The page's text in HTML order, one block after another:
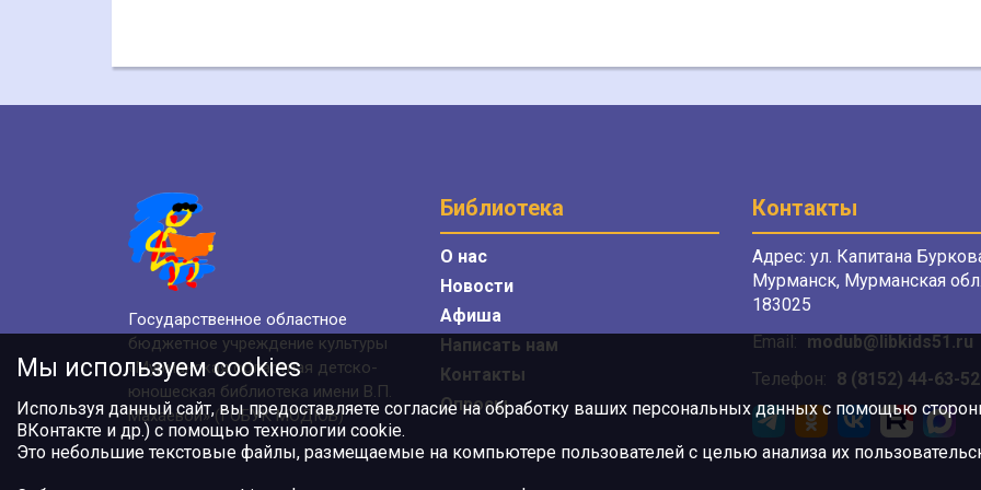
Государственное областное
бюджетное учреждение культуры
«Мурманская областная детско-
юношеская библиотека имени В.П.
Махаевой» (ГОБУК МОДЮБ)
Библиотека
О нас
Новости
Афиша
Написать нам
Контакты
Опросы
Контакты
Адрес: ул. Капитана
Мурманск, Мурманская
183025
Email: modub@libkids51.ru
Телефон: 8 (8152) 44-63-52
Мы используем cookies
Используя данный сайт, вы предоставляете согласие на обработку ваших персональных данных с помощью
ВКонтакте и др.) с помощью технологии cookie.
Это небольшие текстовые файлы, размещаемые на компьютере пользователей с целью анализа их